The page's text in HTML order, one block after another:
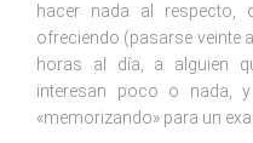
hacer nada al respecto,
ofreciendo (pasarse veinte
horas al día, a alguien
interesan poco o nada,
«memorizando» para un